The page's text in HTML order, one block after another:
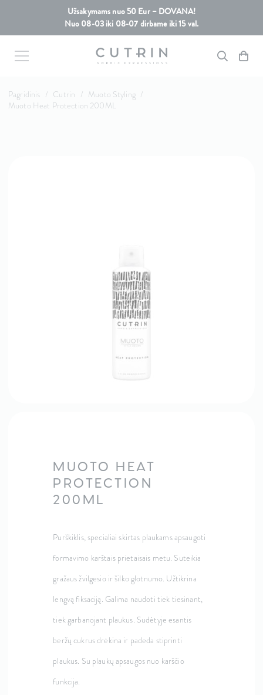
Užsakymams nuo 50 Eur – DOVANA!
Nuo 08-03 iki 08-07 dirbame iki 15 val.
Pagridinis / Cutrin / Muoto Styling /
Muoto Heat Protection 200ML
MUOTO HEAT
PROTECTION
200ML
Purškiklis, specialiai skirtas plaukams apsaugoti
formavimo karštais prietaisais metu. Suteikia
gražaus žvilgesio ir šilko glotnumo. Užtikrina
lengvą fiksaciją. Galima naudoti tiek tiesinant,
tiek garbanojant plaukus. Sudėtyje esantis
beržų cukrus drėkina ir padeda stiprinti
plaukus. Su plaukų apsaugos nuo karščio
funkcija.